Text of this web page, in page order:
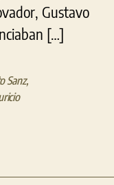
Gustavo
[…]
Sanz,